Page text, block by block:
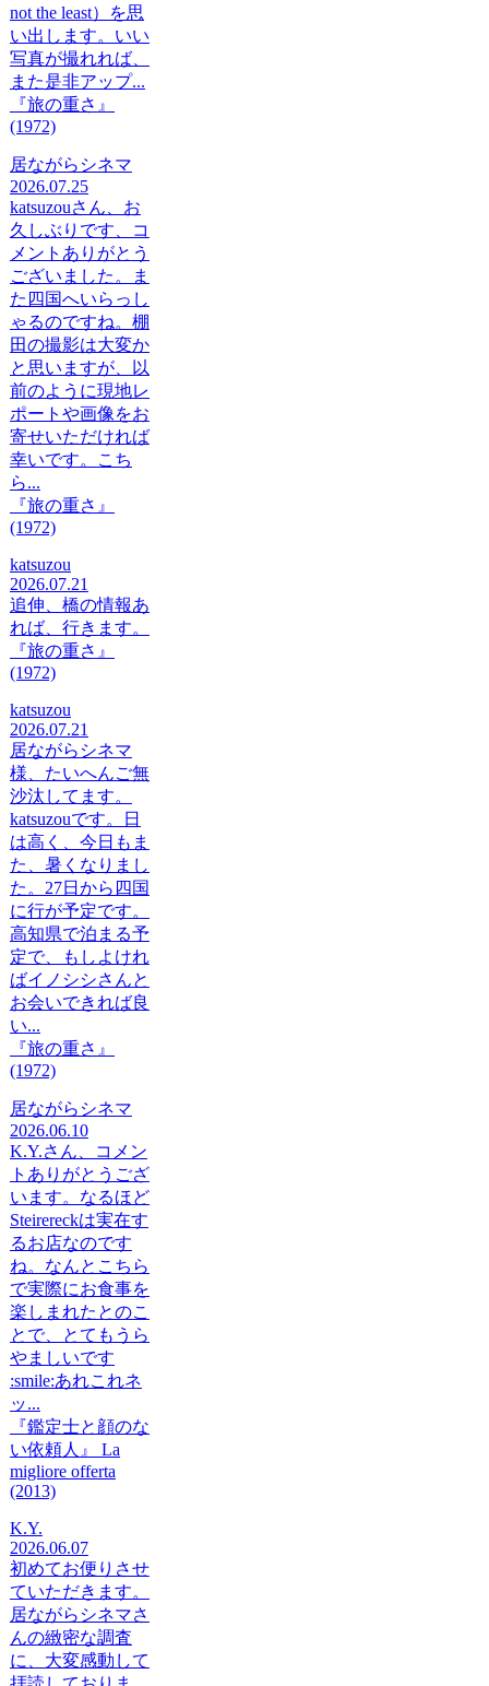
not the least）を思
い出します。いい
写真が撮れれば、
また是非アップ...
『旅の重さ』
(1972)
居ながらシネマ
2026.07.25
katsuzouさん、お
久しぶりです、コ
メントありがとう
ございました。ま
た四国へいらっし
ゃるのですね。棚
田の撮影は大変か
と思いますが、以
前のように現地レ
ポートや画像をお
寄せいただければ
幸いです。こち
ら...
『旅の重さ』
(1972)
katsuzou
2026.07.21
追伸、橋の情報あ
れば、行きます。
『旅の重さ』
(1972)
katsuzou
2026.07.21
居ながらシネマ
様、たいへんご無
沙汰してます。
katsuzouです。日
は高く、今日もま
た、暑くなりまし
た。27日から四国
に行が予定です。
高知県で泊まる予
定で、もしよけれ
ばイノシシさんと
お会いできれば良
い...
『旅の重さ』
(1972)
居ながらシネマ
2026.06.10
K.Y.さん、コメン
トありがとうござ
います。なるほど
Steirereckは実在す
るお店なのです
ね。なんとこちら
で実際にお食事を
楽しまれたとのこ
とで、とてもうら
やましいです
:smile:あれこれネ
ッ...
『鑑定士と顔のな
い依頼人』 La
migliore offerta
(2013)
K.Y.
2026.06.07
初めてお便りさせ
ていただきます。
居ながらシネマさ
んの緻密な調査
に、大変感動して